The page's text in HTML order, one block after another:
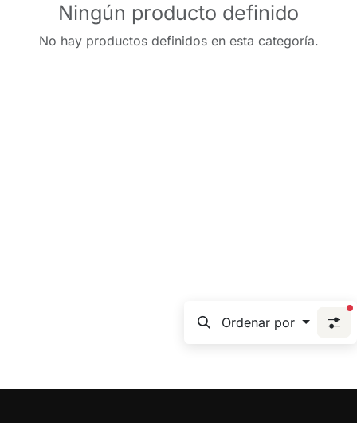
Ningún producto definido
No hay productos definidos en esta categoría.
Ordenar por